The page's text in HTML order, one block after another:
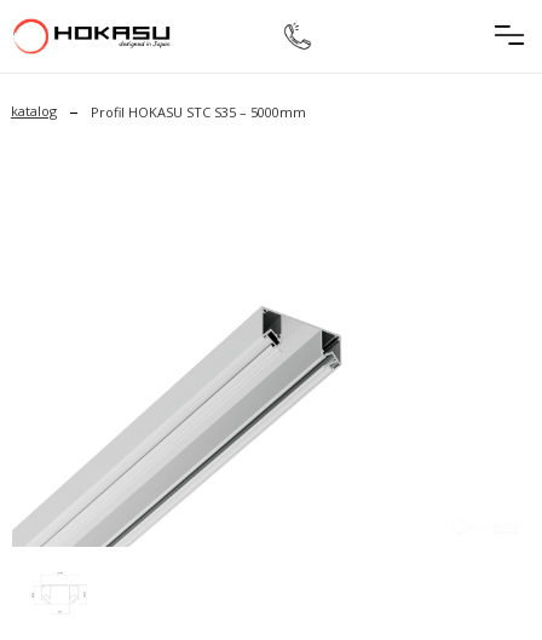
katalog – Profil HOKASU STC S35 – 5000mm